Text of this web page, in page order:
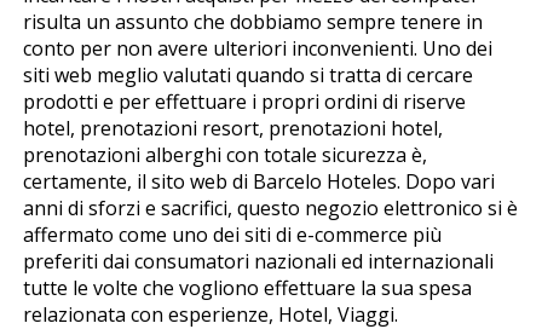
risulta un assunto che dobbiamo sempre tenere in
conto per non avere ulteriori inconvenienti. Uno dei
siti web meglio valutati quando si tratta di cercare
prodotti e per effettuare i propri ordini di riserve
hotel, prenotazioni resort, prenotazioni hotel,
prenotazioni alberghi con totale sicurezza è,
certamente, il sito web di Barcelo Hoteles. Dopo vari
anni di sforzi e sacrifici, questo negozio elettronico si è
affermato come uno dei siti di e-commerce più
preferiti dai consumatori nazionali ed internazionali
tutte le volte che vogliono effettuare la sua spesa
relazionata con esperienze, Hotel, Viaggi.